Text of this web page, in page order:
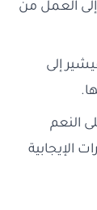
إلى العمل من
إلى
النعم
الإيجابية